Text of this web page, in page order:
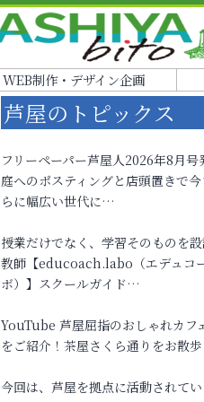
WEB制作・デザイン企画
芦屋のトピックス
フリーペーパー芦屋人2026年8月号
庭へのポスティングと店頭置きで
らに幅広い世代に…
授業だけでなく、学習そのものを
教師【educoach.labo（エデュコ
ボ）】スクールガイド…
YouTube 芦屋屈指のおしゃれカフ
をご紹介！茶屋さくら通りをお散歩
今回は、芦屋を拠点に活動されて